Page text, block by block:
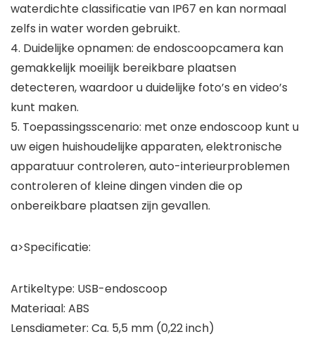
waterdichte classificatie van IP67 en kan normaal
zelfs in water worden gebruikt.
4. Duidelijke opnamen: de endoscoopcamera kan
gemakkelijk moeilijk bereikbare plaatsen
detecteren, waardoor u duidelijke foto’s en video’s
kunt maken.
5. Toepassingsscenario: met onze endoscoop kunt u
uw eigen huishoudelijke apparaten, elektronische
apparatuur controleren, auto-interieurproblemen
controleren of kleine dingen vinden die op
onbereikbare plaatsen zijn gevallen.
a>Specificatie:
Artikeltype: USB-endoscoop
Materiaal: ABS
Lensdiameter: Ca. 5,5 mm (0,22 inch)